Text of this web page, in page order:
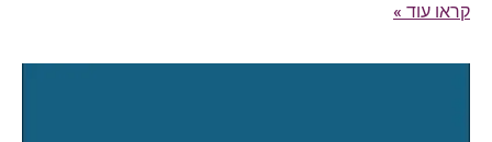
קראו עוד »